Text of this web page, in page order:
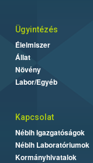
Ügyintézés
Élelmiszer
Állat
Növény
Labor/Egyéb
Kapcsolat
Nébih Igazgatóságok
Nébih Laboratóriumok
Kormányhivatalok